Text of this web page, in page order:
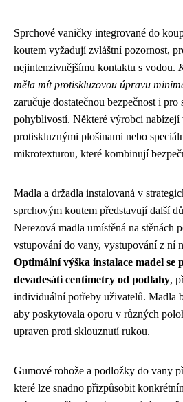
Sprchové vaničky integrované do
koutem vyžadují zvláštní pozornost,
nejintenzivnějšímu kontaktu s vodou.
měla mít protiskluzovou úpravu
zaručuje dostatečnou bezpečnost i pro
pohyblivostí. Některé výrobci
protiskluznými plošinami nebo
mikrotexturou, které kombinují
Madla a držadla instalovaná v
sprchovým koutem představují další
Nerezová madla umístěná na stěnách
vstupování do vany, vystupování z ní
Optimální výška instalace madel se
devadesáti centimetry od podlahy,
individuální potřeby uživatelů. Madla
aby poskytovala oporu v různých
upraven proti sklouznutí rukou.
Gumové rohože a podložky do vany
které lze snadno přizpůsobit